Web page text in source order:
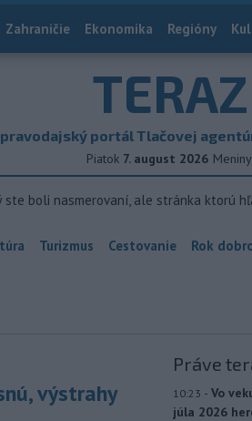
Zahraničie Ekonomika Regióny
TERAZ
portál Tlačovej
Piatok 7. august 2026
ste boli nasmerovaní, ale stránka ktorú
Turizmus Cestovanie Rok
výstrahy
Práve
10:23 - Vo
júla 2026